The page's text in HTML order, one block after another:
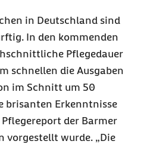
in Deutschland sind
In den kommenden
Pflegedauer
schnellen die Ausgaben
im Schnitt um 50
brisanten Erkenntnisse
der Barmer
vorgestellt wurde. „Die